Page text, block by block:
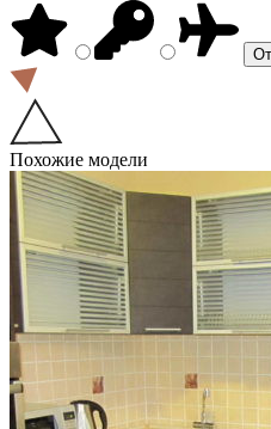
Похожие модели